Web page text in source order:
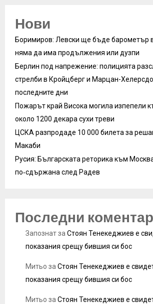
Нови
Боримиров: Левски ще бъде барометър
няма да има продължения или дузпи
Берлин под напрежение: полицията
стрелби в Кройцберг и Марцан-
последните дни
Пожарът край Висока могила изпепели
около 1200 декара сухи треви
ЦСКА разпродаде 10 000 билета за
Макаби
Русия: Българската реторика към
по‑сдържана след Радев
Последни
Запознатза Стоян Тенекеджиев е
показания срещу бившия си бос
Митьо за Стоян Тенекеджиев е
показания срещу бившия си бос
Митьо за Стоян Тенекеджиев е